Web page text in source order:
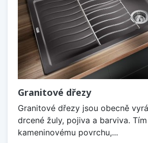
Granitové dřezy
Granitové dřezy jsou obecně
drcené žuly, pojiva a barviva.
kameninovému povrchu,...